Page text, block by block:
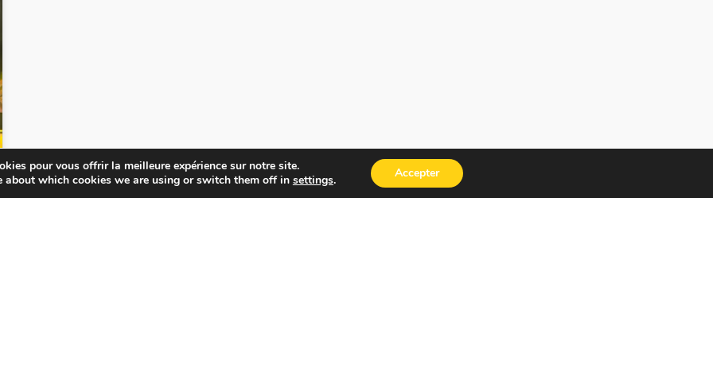
pour vous offrir la meilleure expérience sur notre site.
about which cookies we are using or switch them off in settings. Accepter